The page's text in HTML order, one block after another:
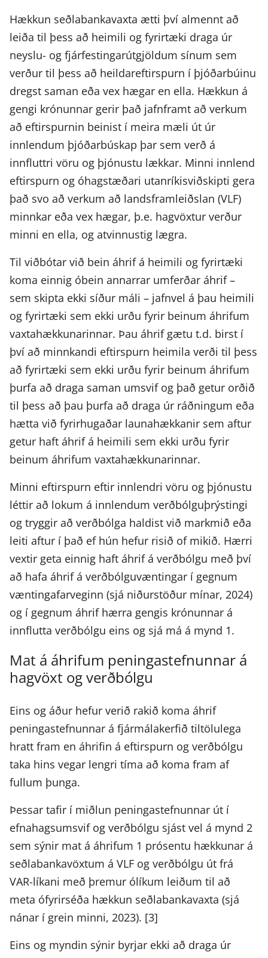
Hækkun seðlabankavaxta ætti því almennt að
leiða til þess að heimili og fyrirtæki draga úr
neyslu- og fjárfestingarútgjöldum sínum sem
verður til þess að heildareftirspurn í þjóðarbúinu
dregst saman eða vex hægar en ella. Hækkun á
gengi krónunnar gerir það jafnframt að verkum
að eftirspurnin beinist í meira mæli út úr
innlendum þjóðarbúskap þar sem verð á
innfluttri vöru og þjónustu lækkar. Minni innlend
eftirspurn og óhagstæðari utanríkisviðskipti gera
það svo að verkum að landsframleiðslan (VLF)
minnkar eða vex hægar, þ.e. hagvöxtur verður
minni en ella, og atvinnustig lægra.
Til viðbótar við bein áhrif á heimili og fyrirtæki
koma einnig óbein annarrar umferðar áhrif –
sem skipta ekki síður máli – jafnvel á þau heimili
og fyrirtæki sem ekki urðu fyrir beinum áhrifum
vaxtahækkunarinnar. Þau áhrif gætu t.d. birst í
því að minnkandi eftirspurn heimila verði til þess
að fyrirtæki sem ekki urðu fyrir beinum áhrifum
þurfa að draga saman umsvif og það getur orðið
til þess að þau þurfa að draga úr ráðningum eða
hætta við fyrirhugaðar launahækkanir sem aftur
getur haft áhrif á heimili sem ekki urðu fyrir
beinum áhrifum vaxtahækkunarinnar.
Minni eftirspurn eftir innlendri vöru og þjónustu
léttir að lokum á innlendum verðbólguþrýstingi
og tryggir að verðbólga haldist við markmið eða
leiti aftur í það ef hún hefur risið of mikið. Hærri
vextir geta einnig haft áhrif á verðbólgu með því
að hafa áhrif á verðbólguvæntingar í gegnum
væntingafarveginn (sjá niðurstöður mínar, 2024)
og í gegnum áhrif hærra gengis krónunnar á
innflutta verðbólgu eins og sjá má á mynd 1.
Mat á áhrifum peningastefnunnar á
hagvöxt og verðbólgu
Eins og áður hefur verið rakið koma áhrif
peningastefnunnar á fjármálakerfið tiltölulega
hratt fram en áhrifin á eftirspurn og verðbólgu
taka hins vegar lengri tíma að koma fram af
fullum þunga.
Þessar tafir í miðlun peningastefnunnar út í
efnahagsumsvif og verðbólgu sjást vel á mynd 2
sem sýnir mat á áhrifum 1 prósentu hækkunar á
seðlabankavöxtum á VLF og verðbólgu út frá
VAR-líkani með þremur ólíkum leiðum til að
meta ófyrirséða hækkun seðlabankavaxta (sjá
nánar í grein minni, 2023). [3]
Eins og myndin sýnir byrjar ekki að draga úr